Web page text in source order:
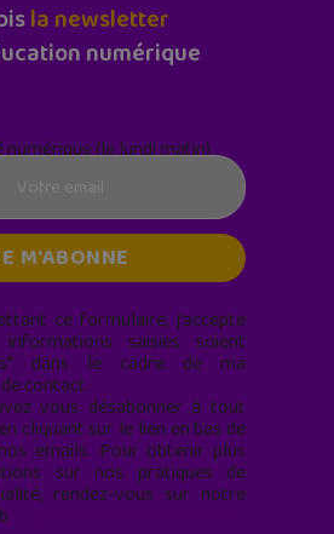
la newsletter
numérique
(le lundi matin)
ce formulaire, j’accepte
saisies soient
dans le cadre de ma
contact.
vous désabonner à tout
cliquant sur le lien en bas de
emails. Pour obtenir plus
sur nos pratiques de
rendez-vous sur notre